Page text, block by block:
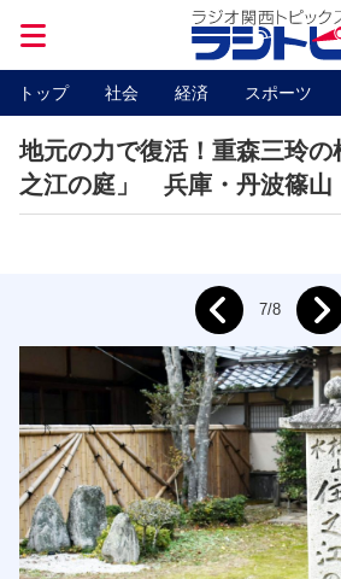
トップ 社会 経済 スポーツ
地元の力で復活！重森三玲の
之江の庭」 兵庫・丹波篠山
Prev 7/8